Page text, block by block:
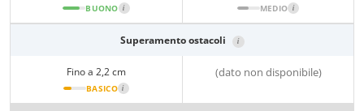
BUONO i MEDIO i
Superamento ostacoli i
Fino a 2,2 cm
BASICO i
(dato non disponibile)